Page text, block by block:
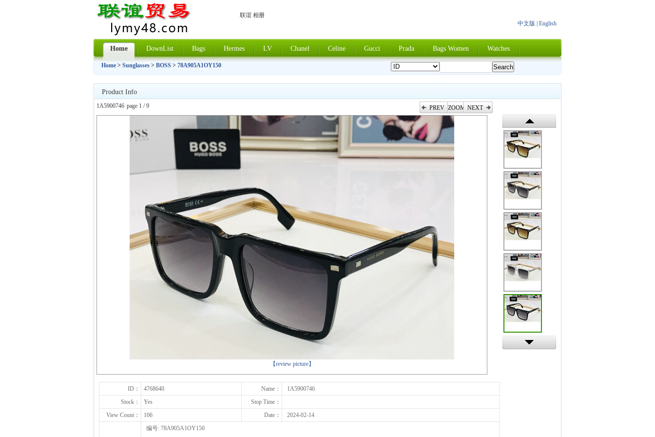
联谊 相册
中文版
English
Home DownList Bags Hermes LV Chanel Celine Gucci Prada Bags Women Watches
Home > Sunglasses > BOSS > 78A905A1OY150
Product Info
1A5900746 page 1 / 9 PREV ZOOM NEXT
【review picture】
上一张
ID： 4768640 Name：
1A5900746
Stock：
Yes
Stop Time：
View Count：
106 Date：
2024-02-14
编号: 78A905A1OY150